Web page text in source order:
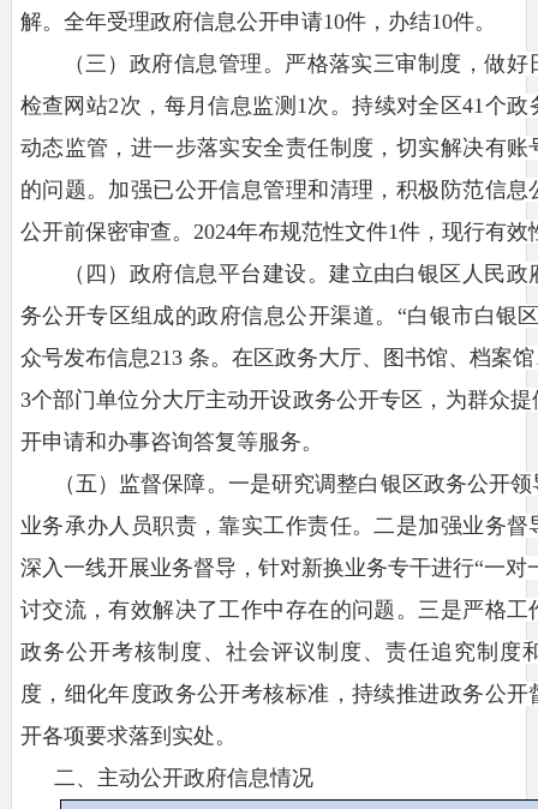
解。全年受理政府信息公开申请10件，办结10件。
（三）政府信息管理 。 严格落实三审制度，做
检查网站2次，每月信息监测1次。持续对全区41个
动态监管，进一步落实安全责任制度，切实解决有
的问题。加强已公开信息管理和清理，积极防范信
公开前保密审查。2024年布规范性文件1件，现行有效
（ 四 ） 政府信息平台建设 。建立由白银区人民政
务公开专区组成的政府信息公开渠道。 “白银市白银
众号发布信息213 条。在区政务大厅、图书馆、档案
3个部门单位分大厅主动开设政务公开专区，为群众
开申请和办事咨询答复等服务。
（ 五 ） 监督保障。 一是研究调整白银区政务公开
业务承办人员职责，靠实工作责任。二是加强业务
深入一线开展业务督导，针对新换业务专干进行“一对
讨交流，有效解决了工作中存在的问题。三是严格
政务公开考核制度、社会评议制度、责任追究制度
度，细化年度政务公开考核标准，持续推进政务公
开各项要求落到实处。
二、主动公开政府信息情况